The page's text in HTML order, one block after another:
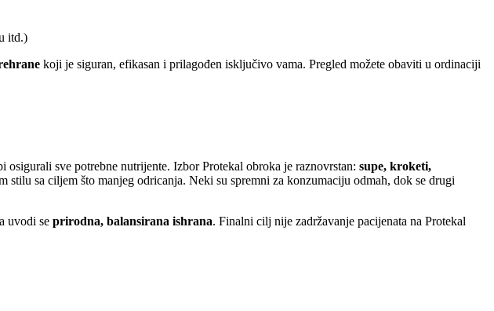
itd.)
koji je siguran, efikasan i prilagođen isključivo vama. Pregled možete obaviti u ordinaciji
sve potrebne nutrijente. Izbor Protekal obroka je raznovrstan: supe, kroketi,
sa ciljem što manjeg odricanja. Neki su spremni za konzumaciju odmah, dok se drugi
uvodi se prirodna, balansirana ishrana. Finalni cilj nije zadržavanje pacijenata na Protekal